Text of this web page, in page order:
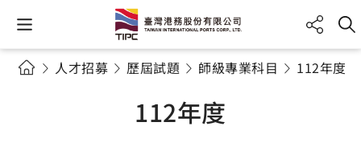
人才招募 歷屆試題 師級專業科目 112年度
112年度